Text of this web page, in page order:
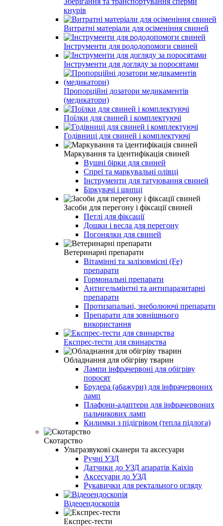
кнурів
Витратні матеріали для осіменіння свиней
Інструменти для рододопомоги свиней
Інструменти для догляду за поросятами
Пропорційні дозатори медикаментів
(медикатори)
Поїлки для свиней і комплектуючі
Годівниці для свиней і комплектуючі
Маркування та ідентифікація свиней
Вушні бірки для свиней
Спреї та маркувальні олівці
Інструменти для татуювання свиней
Біркувачі і щипці
Засоби для перегону і фіксації свиней
Петлі для фіксації
Дошки і весла для перегону
Погонялки для свиней
Ветеринарні препарати
Вітамінні та залізовмісні (Fe)
препарати
Гормональні препарати
Антигельмінтні та антипаразитарні
препарати
Протизапальні, знеболюючі препарати
Препарати для зовнішнього
використання
Експрес-тести для свинарства
Обладнання для обігріву тварин
Лампи інфрачервоні для обігріву
поросят
Брудера (абажури) для інфрачервоних
ламп
Плафони-адаптери для інфрачервоних
пальчикових ламп
Килимки з підігрівом (тепла підлога)
Скотарство
Ультразвукові сканери та аксесуари
Ручні УЗД
Датчики до УЗД апаратів Kaixin
Аксесуари до УЗД
Рукавички для ректального огляду
Відеоендоскопія
Експрес-тести